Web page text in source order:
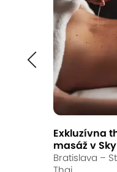
a
a
Thai La
9.6
Exkluzívna
masáž v
Bratislava –